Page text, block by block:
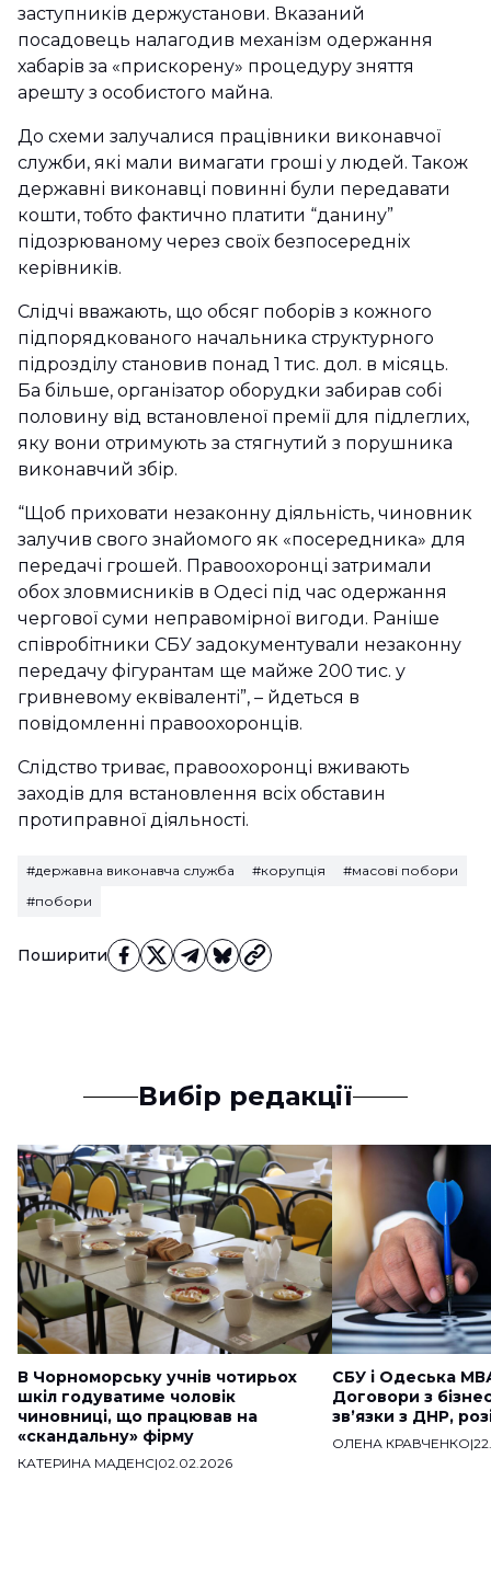
Поширити
заступників держустанови. Вказаний
посадовець налагодив механізм одержання
хабарів за «прискорену» процедуру зняття
арешту з особистого майна.
До схеми залучалися працівники виконавчої
служби, які мали вимагати гроші у людей. Також
державні виконавці повинні були передавати
кошти, тобто фактично платити “данину”
підозрюваному через своїх безпосередніх
керівників.
Слідчі вважають, що обсяг поборів з кожного
підпорядкованого начальника структурного
підрозділу становив понад 1 тис. дол. в місяць.
Ба більше, організатор оборудки забирав собі
половину від встановленої премії для підлеглих,
яку вони отримують за стягнутий з порушника
виконавчий збір.
“Щоб приховати незаконну діяльність, чиновник
залучив свого знайомого як «посередника» для
передачі грошей. Правоохоронці затримали
обох зловмисників в Одесі під час одержання
чергової суми неправомірної вигоди. Раніше
співробітники СБУ задокументували незаконну
передачу фігурантам ще майже 200 тис. у
гривневому еквіваленті”, – йдеться в
повідомленні правоохоронців.
Слідство триває, правоохоронці вживають
заходів для встановлення всіх обставин
протиправної діяльності.
#державна виконавча служба #корупція
#масові побори
#побори
Вибір редакції
В Чорноморську учнів чотирьох
шкіл годуватиме чоловік
чиновниці, що працював на
«скандальну» фірму
КАТЕРИНА МАДЕНС|02.02.2026
СБУ і Одеська
Договори з
звʼязки з ДНР,
ОЛЕНА КРАВЧЕНКО|